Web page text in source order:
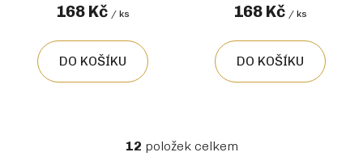
168 Kč / ks
DO KOŠÍKU
168 Kč / ks
DO KOŠÍKU
O
12 položek celkem